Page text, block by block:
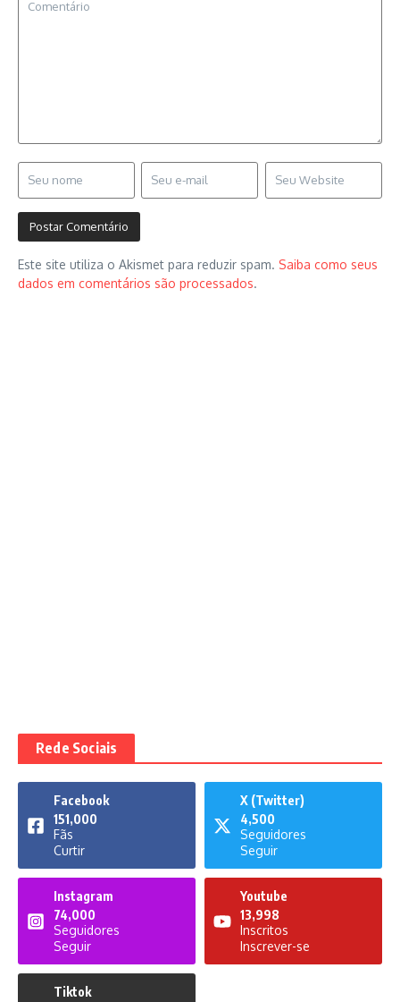
Este site utiliza o Akismet para reduzir spam. Saiba como seus
dados em comentários são processados.
Rede Sociais
Facebook
151,000
Fãs
Curtir
X (Twitter)
4,500
Seguidores
Seguir
Instagram
74,000
Seguidores
Seguir
Youtube
13,998
Inscritos
Inscrever-se
Tiktok